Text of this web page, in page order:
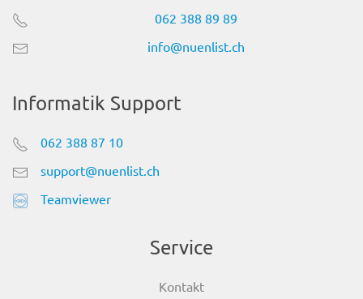
062 388 89 89
info@nuenlist.ch
Informatik Support
062 388 87 10
support@nuenlist.ch
Teamviewer
Service
Kontakt